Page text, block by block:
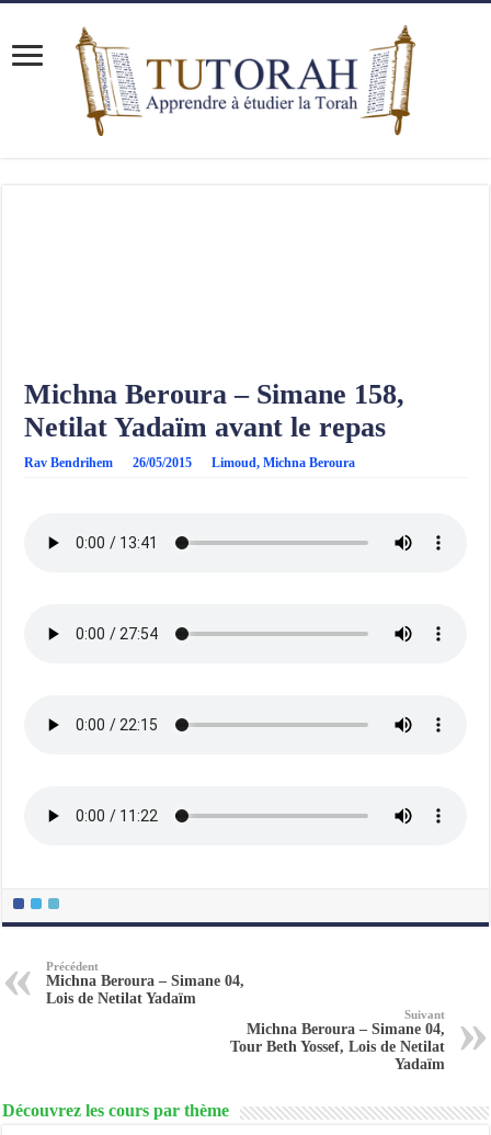
Michna Beroura – Simane 158,
Netilat Yadaïm avant le repas
Rav Bendrihem 26/05/2015 Limoud,Michna Beroura
Précédent
Michna Beroura – Simane 04,
Lois de Netilat Yadaïm
Suivant
Michna Beroura – Simane 04,
Tour Beth Yossef, Lois de Netilat
Yadaïm
Découvrez les cours par thème